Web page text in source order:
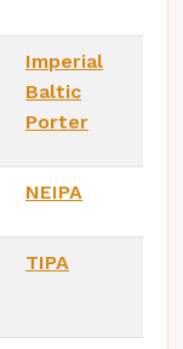
Imperial
Baltic
Porter
NEIPA
TIPA